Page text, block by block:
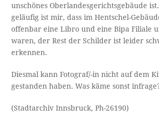
unschönes Oberlandesgerichtsgebäude
geläufig ist mir, dass im Hentschel-
offenbar eine Libro und eine Bipa Filiale
waren, der Rest der Schilder ist leider
erkennen.
Diesmal kann Fotograf/-in nicht auf dem
gestanden haben. Was käme sonst
(Stadtarchiv Innsbruck, Ph-26190)